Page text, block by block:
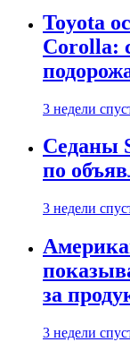
Toyota
Corolla:
3 недели
Седаны
по
3 недели
за
3 недели